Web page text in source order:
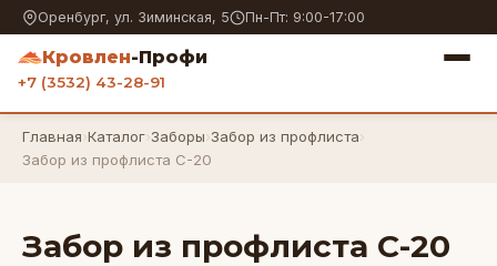
Оренбург, ул. Зиминская, 5 Пн-Пт: 9:00-17:00
Кровлен-Профи
+7 (3532) 43-28-91
Главная›Каталог›Заборы›Забор из профлиста›
Забор из профлиста С-20
Забор из профлиста С-20